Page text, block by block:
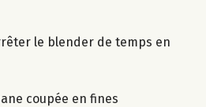
le blender de temps en
coupée en fines